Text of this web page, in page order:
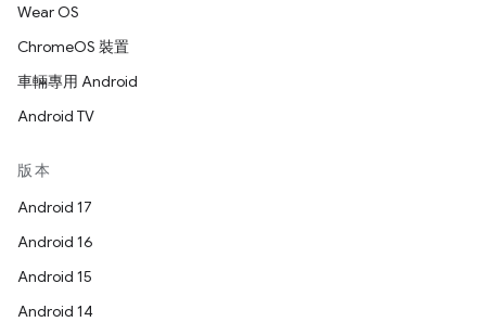
Wear OS
ChromeOS 裝置
車輛專用 Android
Android TV
版本
Android 17
Android 16
Android 15
Android 14